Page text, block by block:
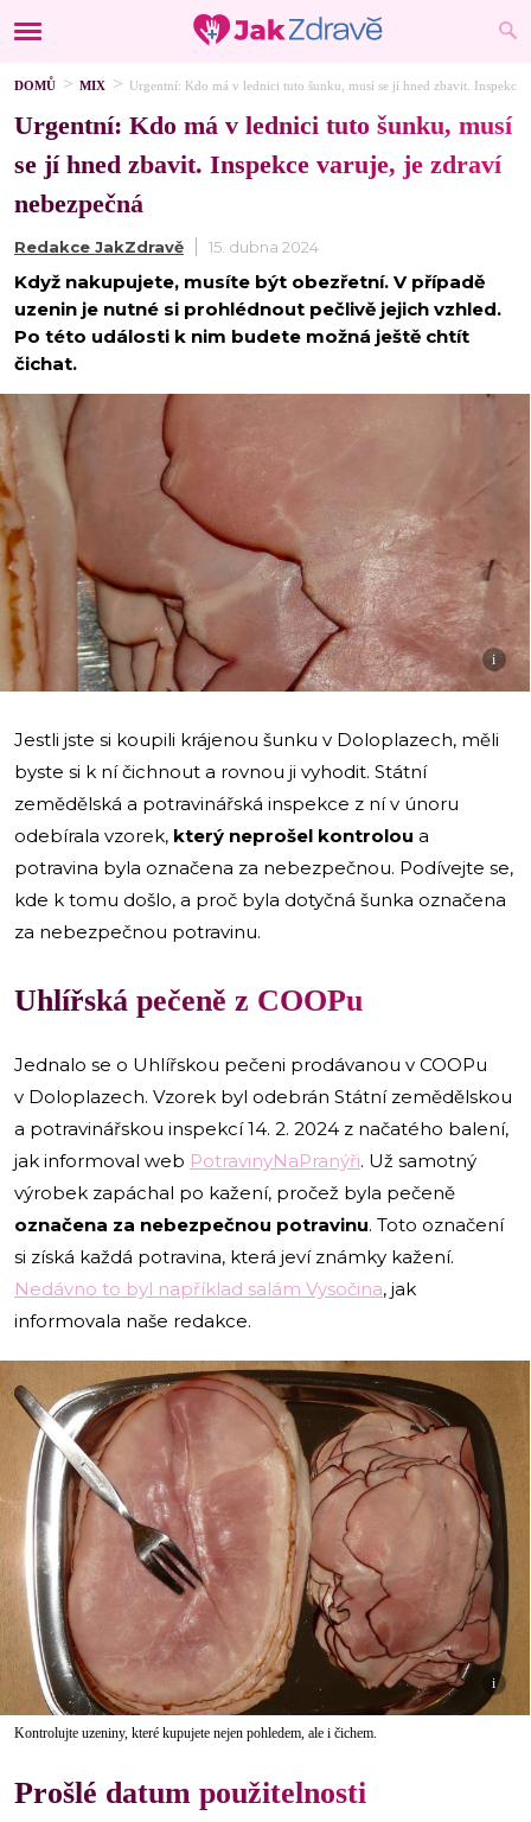
DOMŮ MIX Urgentní: Kdo má v lednici tuto šunku, musí se jí hned zbavit. Inspekce
Urgentní: Kdo má v lednici tuto šunku, musí
se jí hned zbavit. Inspekce varuje, je zdraví
nebezpečná
Redakce JakZdravě 15. dubna 2024
Když nakupujete, musíte být obezřetní. V případě
uzenin je nutné si prohlédnout pečlivě jejich vzhled.
Po této události k nim budete možná ještě chtít
čichat.
i
Jestli jste si koupili krájenou šunku v Doloplazech, měli
byste si k ní čichnout a rovnou ji vyhodit. Státní
zemědělská a potravinářská inspekce z ní v únoru
odebírala vzorek, který neprošel kontrolou a
potravina byla označena za nebezpečnou. Podívejte se,
kde k tomu došlo, a proč byla dotyčná šunka označena
za nebezpečnou potravinu.
Uhlířská pečeně z COOPu
Jednalo se o Uhlířskou pečeni prodávanou v COOPu
v Doloplazech. Vzorek byl odebrán Státní zemědělskou
a potravinářskou inspekcí 14. 2. 2024 z načatého balení,
jak informoval web PotravinyNaPranýři. Už samotný
výrobek zapáchal po kažení, pročež byla pečeně
označena za nebezpečnou potravinu. Toto označení
si získá každá potravina, která jeví známky kažení.
Nedávno to byl například salám Vysočina, jak
informovala naše redakce.
i
Kontrolujte uzeniny, které kupujete nejen pohledem, ale i čichem.
Prošlé datum použitelnosti